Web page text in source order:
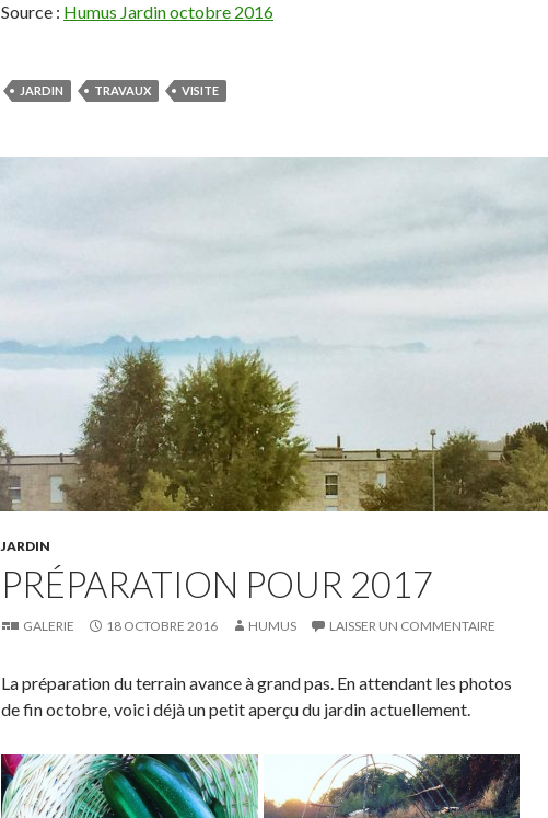
Source : Humus Jardin octobre 2016
JARDIN TRAVAUX VISITE
JARDIN
PRÉPARATION POUR 2017
GALERIE 18 OCTOBRE 2016 HUMUS LAISSER UN COMMENTAIRE
La préparation du terrain avance à grand pas. En attendant les photos
de fin octobre, voici déjà un petit aperçu du jardin actuellement.